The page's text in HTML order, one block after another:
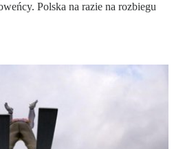
Polska na razie na rozbiegu